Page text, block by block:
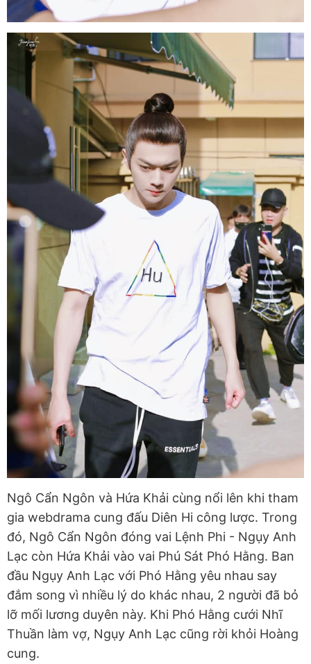
Ngô Cẩn Ngôn và Hứa Khải cùng nổi lên khi tham
gia webdrama cung đấu Diên Hi công lược. Trong
đó, Ngô Cẩn Ngôn đóng vai Lệnh Phi - Ngụy Anh
Lạc còn Hứa Khải vào vai Phú Sát Phó Hằng. Ban
đầu Ngụy Anh Lạc với Phó Hằng yêu nhau say
đắm song vì nhiều lý do khác nhau, 2 người đã bỏ
lỡ mối lương duyên này. Khi Phó Hằng cưới Nhĩ
Thuần làm vợ, Ngụy Anh Lạc cũng rời khỏi Hoàng
cung.